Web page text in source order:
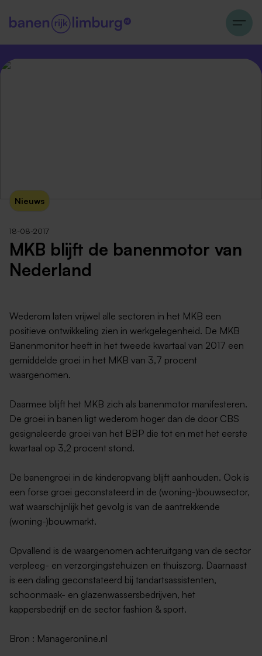
Nieuws
18-08-2017
MKB blijft de banenmotor van
Nederland
Wederom laten vrijwel alle sectoren in het MKB een
positieve ontwikkeling zien in werkgelegenheid. De MKB
Banenmonitor heeft in het tweede kwartaal van 2017 een
gemiddelde groei in het MKB van 3,7 procent
waargenomen.
Daarmee blijft het MKB zich als banenmotor manifesteren.
De groei in banen ligt wederom hoger dan de door CBS
gesignaleerde groei van het BBP die tot en met het eerste
kwartaal op 3,2 procent stond.
De banengroei in de kinderopvang blijft aanhouden. Ook is
een forse groei geconstateerd in de (woning-)bouwsector,
wat waarschijnlijk het gevolg is van de aantrekkende
(woning-)bouwmarkt.
Opvallend is de waargenomen achteruitgang van de sector
verpleeg- en verzorgingstehuizen en thuiszorg. Daarnaast
is een daling geconstateerd bij tandartsassistenten,
schoonmaak- en glazenwassersbedrijven, het
kappersbedrijf en de sector fashion & sport.
Bron : Manageronline.nl